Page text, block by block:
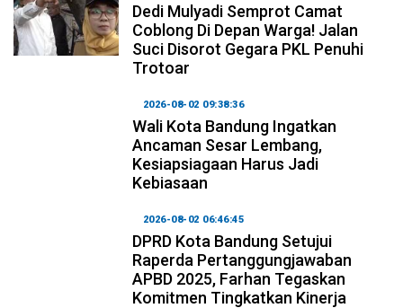
Dedi Mulyadi Semprot Camat
Coblong Di Depan Warga! Jalan
Suci Disorot Gegara PKL Penuhi
Trotoar
2026-08-02 09:38:36
Wali Kota Bandung Ingatkan
Ancaman Sesar Lembang,
Kesiapsiagaan Harus Jadi
Kebiasaan
2026-08-02 06:46:45
DPRD Kota Bandung Setujui
Raperda Pertanggungjawaban
APBD 2025, Farhan Tegaskan
Komitmen Tingkatkan Kinerja